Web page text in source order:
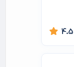
4.5